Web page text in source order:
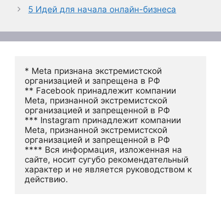
5 Идей для начала онлайн-бизнеса
* Meta признана экстремистской
организацией и запрещена в РФ
** Facebook принадлежит компании
Meta, признанной экстремистской
организацией и запрещенной в РФ
*** Instagram принадлежит компании
Meta, признанной экстремистской
организацией и запрещенной в РФ
**** Вся информация, изложенная на
сайте, носит сугубо рекомендательный
характер и не является руководством к
действию.